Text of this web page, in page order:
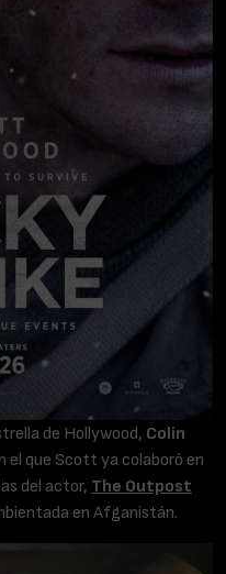
de Hollywood, Colin
el que Scott ya colaboró en
del actor, The Outpost
en Afganistán.